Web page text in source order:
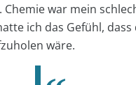
war mein
ich das Gefühl, dass
wäre.